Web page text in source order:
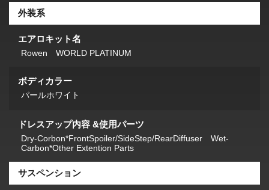
外装系
エアロキット名
Rowen WORLD PLATINUM
ボディカラー
パールホワイト
ドレスアップ内容 &使用パーツ
Dry-Corbon*FrontSpoiler/SideStep/RearDiffuser Wet-
Carbon*Other Extention Parts
サスペンション